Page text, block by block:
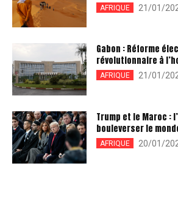
AFRIQUE 21/01/
Gabon : Réforme
révolutionnaire à
AFRIQUE 21/01/
Trump et le Maroc :
bouleverser le
AFRIQUE 20/01/